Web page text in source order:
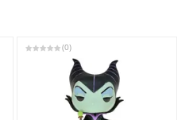
(0)